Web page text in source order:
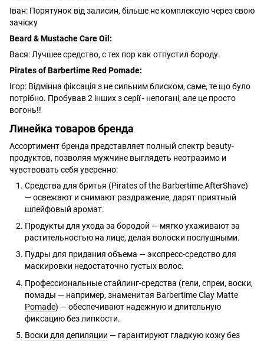
Іван: Порятунок від залисин, більше не комплексую через свою
зачіску
Beard & Mustache Care Oil:
Вася: Лучшее средство, с тех пор как отпустил бороду.
Pirates of Вarbertime Red Pomade:
Ігор: Відмінна фіксація з не сильним блиском, саме, те що було
потрібно. Пробував 2 інших з серії - непогані, але це просто
вогонь!!
Линейка товаров бренда
Ассортимент бренда представляет полный спектр beauty-
продуктов, позволяя мужчине выглядеть неотразимо и
чувствовать себя уверенно:
Средства для бритья (Pirates of the Barbertime AfterShave)
— освежают и снимают раздражение, дарят приятный
шлейфовый аромат.
Продукты для ухода за бородой — мягко ухаживают за
растительностью на лице, делая волоски послушными.
Пудры для придания объема — экспресс-средство для
маскировки недостаточно густых волос.
Профессиональные стайлинг-средства (гели, спреи, воски,
помады — например, знаменитая Barbertime Сlay Matte
Pomade) — обеспечивают надежную и длительную
фиксацию без липкости.
Воски для депиляции — гарантируют гладкую кожу без